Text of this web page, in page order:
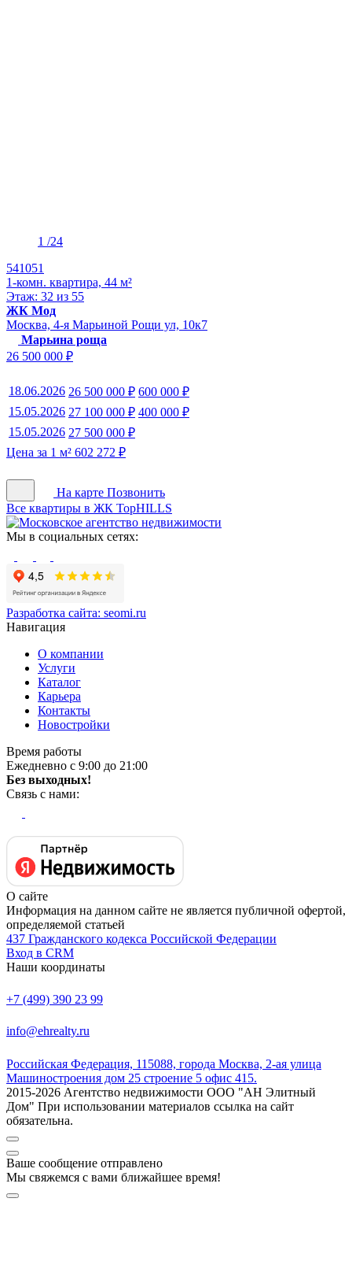
1 /24
541051
1-комн. квартира, 44 м²
Этаж: 32 из 55
ЖК Мод
Москва, 4-я Марьиной Рощи ул, 10к7
Марьина роща
26 500 000 ₽
18.06.2026 26 500 000 ₽ 600 000 ₽
15.05.2026 27 100 000 ₽ 400 000 ₽
15.05.2026 27 500 000 ₽
Цена за 1 м² 602 272 ₽
На карте Позвонить
Все квартиры в ЖК TopHILLS
Мы в социальных сетях:
Разработка сайта: seomi.ru
Навигация
О компании
Услуги
Каталог
Карьера
Контакты
Новостройки
Время работы
Ежедневно с 9:00 до 21:00
Без выходных!
Связь с нами:
О сайте
Информация на данном сайте не является публичной офертой,
определяемой статьей
437 Гражданского кодекса Российской Федерации
Вход в CRM
Наши координаты
+7 (499) 390 23 99
info@ehrealty.ru
Российская Федерация, 115088, города Москва, 2-ая улица
Машиностроения дом 25 строение 5 офис 415.
2015-2026 Агентство недвижимости ООО "АН Элитный
Дом" При использовании материалов ссылка на сайт
обязательна.
Ваше сообщение отправлено
Мы свяжемся с вами ближайшее время!